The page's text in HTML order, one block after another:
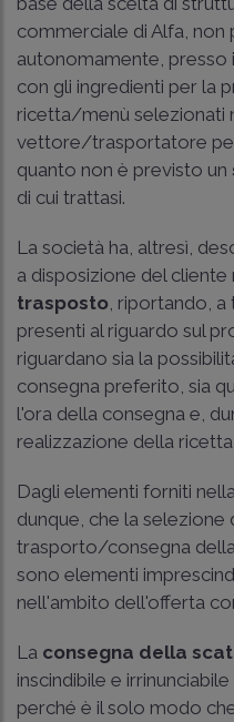
commerciale di Alfa,
autonomamente, presso
con gli ingredienti per la
ricetta/menù selezionati
vettore/trasportatore
quanto non è previsto un
di cui trattasi.
La società ha, altresì,
a disposizione del cliente
trasposto , riportando,
presenti al riguardo sul
riguardano sia la
consegna preferito, sia
l'ora della consegna e,
realizzazione della
Dagli elementi forniti
dunque, che la
trasporto/consegna
sono elementi
nell'ambito dell'offerta
La consegna della
inscindibile e
perché è il solo modo